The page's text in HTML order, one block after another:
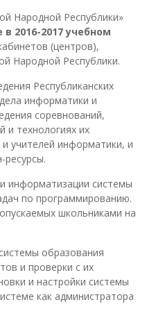
Народной Республики»
2016-2017 учебном
(центров),
Народной Республики.
Республиканских
информатики и
соревнований,
и технологиях их
учителей информатики, и
информатизации системы
по программированию.
школьниками на
образования
и проверки с их
и настройки системы
как администратора